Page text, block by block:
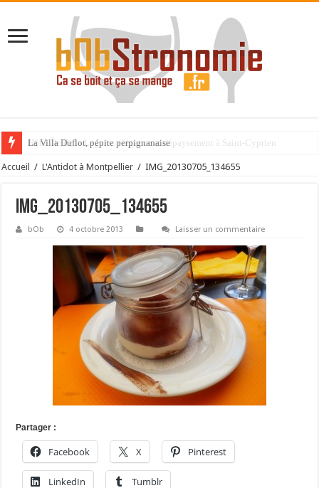
La Villa Duflot, pépite perpignanaise
Accueil / L'Antidot à Montpellier / IMG_20130705_134655
IMG_20130705_134655
bOb 4 octobre 2013 Laisser un commentaire
Partager :
Facebook X Pinterest
LinkedIn Tumblr